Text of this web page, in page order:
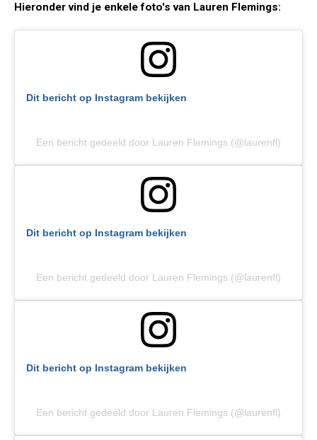
Hieronder vind je enkele foto's van Lauren Flemings:
Dit bericht op Instagram bekijken
Een bericht gedeeld door Lauren Flemings (@laurenfl)
Dit bericht op Instagram bekijken
Een bericht gedeeld door Lauren Flemings (@laurenfl)
Dit bericht op Instagram bekijken
Een bericht gedeeld door Lauren Flemings (@laurenfl)